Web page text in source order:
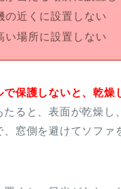
の近くに設置しない
い場所に設置しない
で保護しないと、乾燥
たると、表面が乾燥し
、窓側を避けてソファ